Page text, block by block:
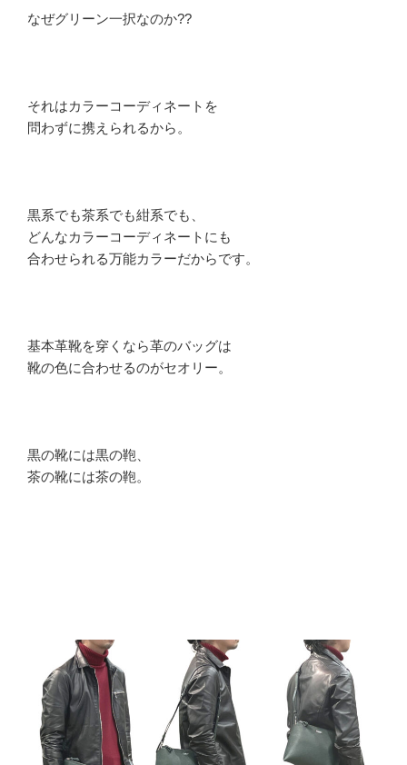
なぜグリーン一択なのか??
それはカラーコーディネートを
問わずに携えられるから。
黒系でも茶系でも紺系でも、
どんなカラーコーディネートにも
合わせられる万能カラーだからです。
基本革靴を穿くなら革のバッグは
靴の色に合わせるのがセオリー。
黒の靴には黒の鞄、
茶の靴には茶の鞄。